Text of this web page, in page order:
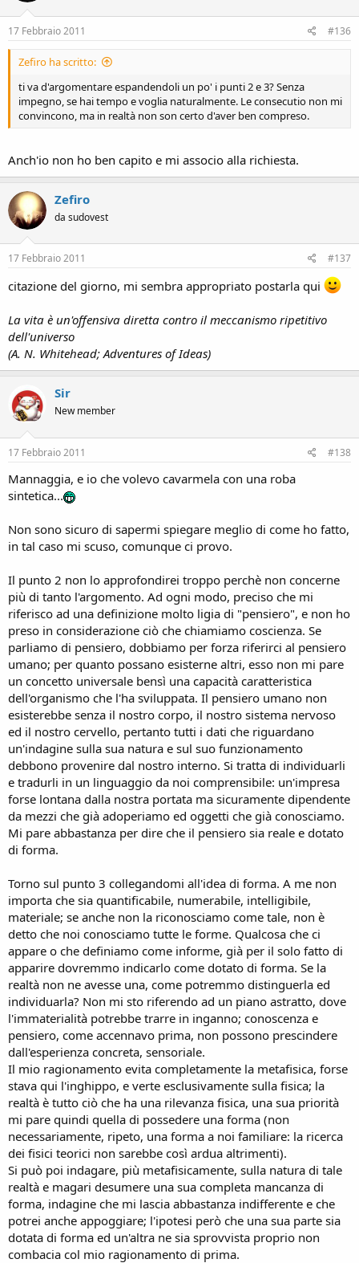
17 Febbraio 2011 #136
Zefiro ha scritto:
ti va d'argomentare espandendoli un po' i punti 2 e 3? Senza
impegno, se hai tempo e voglia naturalmente. Le consecutio non mi
convincono, ma in realtà non son certo d'aver ben compreso.
Anch'io non ho ben capito e mi associo alla richiesta.
Zefiro
da sudovest
17 Febbraio 2011 #137
citazione del giorno, mi sembra appropriato postarla qui
La vita è un'offensiva diretta contro il meccanismo ripetitivo
dell'universo
(A. N. Whitehead; Adventures of Ideas)
Sir
New member
17 Febbraio 2011 #138
Mannaggia, e io che volevo cavarmela con una roba
sintetica...
Non sono sicuro di sapermi spiegare meglio di come ho fatto,
in tal caso mi scuso, comunque ci provo.
Il punto 2 non lo approfondirei troppo perchè non concerne
più di tanto l'argomento. Ad ogni modo, preciso che mi
riferisco ad una definizione molto ligia di "pensiero", e non ho
preso in considerazione ciò che chiamiamo coscienza. Se
parliamo di pensiero, dobbiamo per forza riferirci al pensiero
umano; per quanto possano esisterne altri, esso non mi pare
un concetto universale bensì una capacità caratteristica
dell'organismo che l'ha sviluppata. Il pensiero umano non
esisterebbe senza il nostro corpo, il nostro sistema nervoso
ed il nostro cervello, pertanto tutti i dati che riguardano
un'indagine sulla sua natura e sul suo funzionamento
debbono provenire dal nostro interno. Si tratta di individuarli
e tradurli in un linguaggio da noi comprensibile: un'impresa
forse lontana dalla nostra portata ma sicuramente dipendente
da mezzi che già adoperiamo ed oggetti che già conosciamo.
Mi pare abbastanza per dire che il pensiero sia reale e dotato
di forma.
Torno sul punto 3 collegandomi all'idea di forma. A me non
importa che sia quantificabile, numerabile, intelligibile,
materiale; se anche non la riconosciamo come tale, non è
detto che noi conosciamo tutte le forme. Qualcosa che ci
appare o che definiamo come informe, già per il solo fatto di
apparire dovremmo indicarlo come dotato di forma. Se la
realtà non ne avesse una, come potremmo distinguerla ed
individuarla? Non mi sto riferendo ad un piano astratto, dove
l'immaterialità potrebbe trarre in inganno; conoscenza e
pensiero, come accennavo prima, non possono prescindere
dall'esperienza concreta, sensoriale.
Il mio ragionamento evita completamente la metafisica, forse
stava qui l'inghippo, e verte esclusivamente sulla fisica; la
realtà è tutto ciò che ha una rilevanza fisica, una sua priorità
mi pare quindi quella di possedere una forma (non
necessariamente, ripeto, una forma a noi familiare: la ricerca
dei fisici teorici non sarebbe così ardua altrimenti).
Si può poi indagare, più metafisicamente, sulla natura di tale
realtà e magari desumere una sua completa mancanza di
forma, indagine che mi lascia abbastanza indifferente e che
potrei anche appoggiare; l'ipotesi però che una sua parte sia
dotata di forma ed un'altra ne sia sprovvista proprio non
combacia col mio ragionamento di prima.